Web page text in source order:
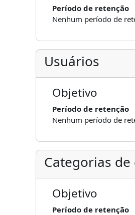
Período de retenção
Nenhum período de
Usuários
Objetivo
Período de retenção
Nenhum período de
Categorias de
Objetivo
Período de retenção